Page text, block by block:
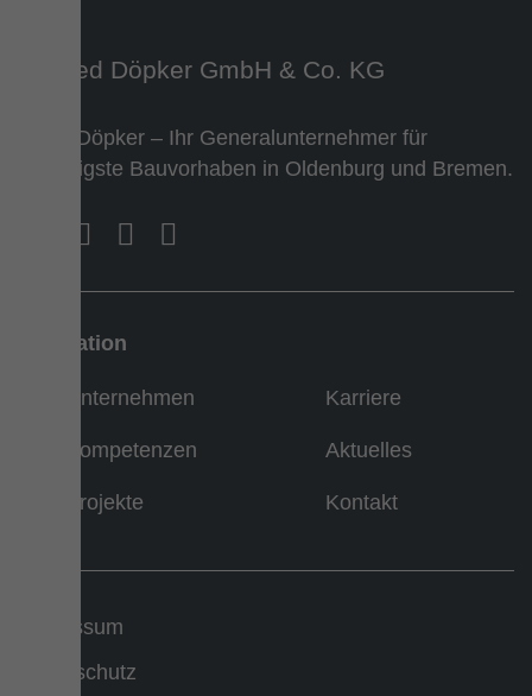
Team Döpker – Ihr Generalunternehmer für
vielfältigste Bauvorhaben in Oldenburg und Bremen.
Navigation
Unternehmen
Kompetenzen
Projekte
Karriere
Aktuelles
Kontakt
Impressum
Datenschutz